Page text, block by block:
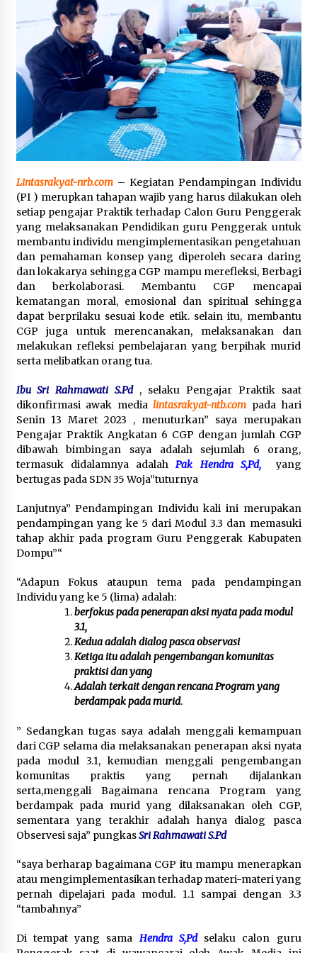
Polsek Pekat Kawal Aksi Petani Tebu Secara
Humanis, Dialog dengan PT SMS Hasilkan
Kesepakatan Awal Demi Menjaga Harkamtibmas
1 bulan ago
Lintasrakyat-nrb.com– Kegiatan Pendampingan Individu
(PI ) merupkan tahapan wajib yang harus dilakukan oleh
setiap pengajar Praktik terhadap Calon Guru Penggerak
yang melaksanakan Pendidikan guru Penggerak untuk
membantu individu mengimplementasikan pengetahuan
dan pemahaman konsep yang diperoleh secara daring
dan lokakarya sehingga CGP mampu merefleksi, Berbagi
dan berkolaborasi. Membantu CGP mencapai
kematangan moral, emosional dan spiritual sehingga
dapat berprilaku sesuai kode etik. selain itu, membantu
CGP juga untuk merencanakan, melaksanakan dan
melakukan refleksi pembelajaran yang berpihak murid
serta melibatkan orang tua.
Ibu Sri Rahmawati S.Pd, selaku Pengajar Praktik saat
dikonfirmasi awak medialintasrakyat-ntb.com pada hari
Senin 13 Maret 2023 , menuturkan” saya merupakan
Pengajar Praktik Angkatan 6 CGP dengan jumlah CGP
dibawah bimbingan saya adalah sejumlah 6 orang,
termasuk didalamnya adalahPak Hendra S,Pd,
yang
bertugas pada SDN 35 Woja”tuturnya
Lanjutnya” Pendampingan Individu kali ini merupakan
pendampingan yang ke 5 dari Modul 3.3 dan memasuki
tahap akhir pada program Guru Penggerak Kabupaten
Dompu”“
“Adapun Fokus ataupun tema pada pendampingan
Individu yang ke 5 (lima) adalah:
berfokus pada penerapan aksi nyata pada modul
3.1,
Kedua adalah dialog pasca observasi
Ketiga itu adalah pengembangan komunitas
praktisi dan yang
Adalah terkait dengan rencana Program yang
berdampak pada murid.
” Sedangkan tugas saya adalah menggali kemampuan
dari CGP selama dia melaksanakan penerapan aksi nyata
pada modul 3.1, kemudian menggali pengembangan
komunitas praktis yang pernah dijalankan
serta,menggali Bagaimana rencana Program yang
berdampak pada murid yang dilaksanakan oleh CGP,
sementara yang terakhir adalah hanya dialog pasca
Observesi saja” pungkasSri Rahmawati S.Pd
“saya berharap bagaimana CGP itu mampu menerapkan
atau mengimplementasikan terhadap materi-materi yang
pernah dipelajari pada modul. 1.1 sampai dengan 3.3
“tambahnya”
Di tempat yang sama Hendra S,Pdselaku calon guru